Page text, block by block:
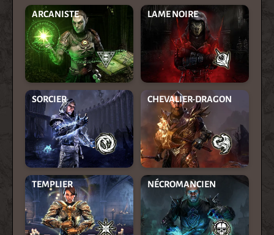
ARCANISTE LAME NOIRE
SORCIER CHEVALIER-DRAGON
TEMPLIER NÉCROMANCIEN